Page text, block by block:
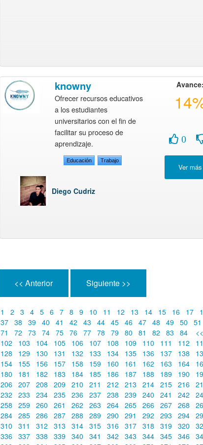
knowny
Ofrecer recursos educativos
a los estudiantes
universitarios con el fin de
facilitar su proceso de
aprendizaje.
Educación Trabajo
Diego Cudriz
Avance:
0
<< Anterior Siguiente >>
1 2 3 4 5 6 7 8 9 10 11 12 13 14 15 16 17
37 38 39 40 41 42 43 44 45 46 47 48 49 50 51
71
72 73 74 75 76 77 78 79 80 81 82 83 84 <<
102
103 104 105 106 107 108 109 110 111 112
128
129 130 131 132 133 134 135 136 137 138
154
155 156 157 158 159 160 161 162 163 164
180
181 182 183 184 185 186 187 188 189 190
206 207 208 209 210 211 212 213 214 215 216
232
233 234 235 236 237 238 239 240 241 242
258
259 260 261 262 263 264 265 266 267 268
284 285 286 287 288 289 290 291 292 293 294
310
311 312 313 314 315 316 317 318 319 320
336 337 338 339 340 341 342 343 344 345 346